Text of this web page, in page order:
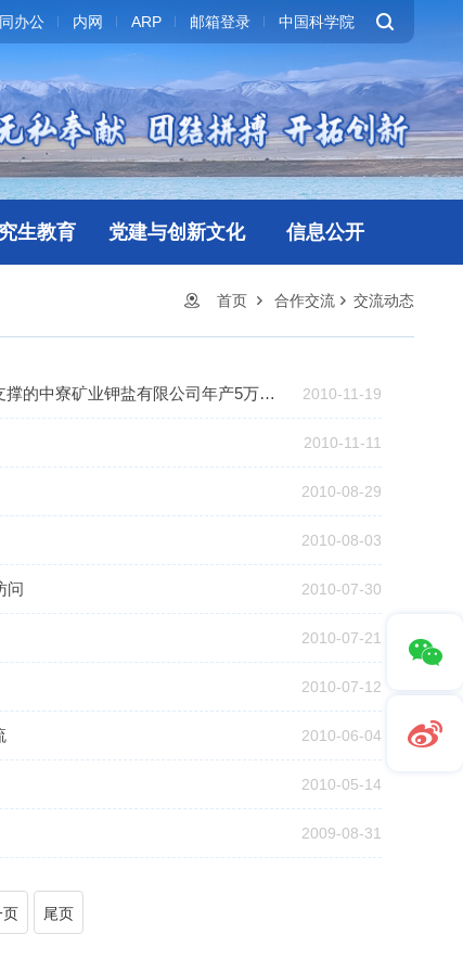
办公 内网 ARP 邮箱登录 中国科学院
生教育 党建与创新文化 信息公开
首页 合作交流 交流动态
老挝中央政治局委员阿桑·劳里和中共云南省委书记白恩培为青海盐湖所提供技术支撑的中寮矿业钾盐有限公司年产5万吨氯化钾装置建成投产试车仪式剪彩 2010-11-19
2010-11-11
2010-08-29
2010-08-03
问 2010-07-30
2010-07-21
2010-07-12
2010-06-04
2010-05-14
2009-08-31
页 尾页